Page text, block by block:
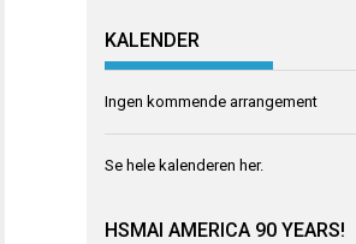
KALENDER
Ingen kommende arrangement
Se hele kalenderen her.
HSMAI AMERICA 90 YEARS!